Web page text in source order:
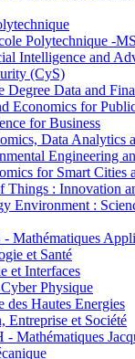
Polytechnique -
Intelligence and
(CyS)
Data and
Economics for
for Business
Data Analytics
Engineering
for Smart Cities
: Innovation
Environment :
et Santé
et Interfaces
Physique
Hautes Energies
et Société